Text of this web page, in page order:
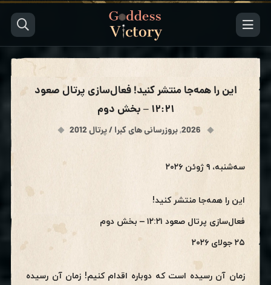
این را همه‌جا منتشر کنید! فعال‌سازی پرتال صعود
۱۲:۲۱ – بخش دوم
2026
,بروزرسانی های کبرا / پرتال 2012
سه‌شنبه، ۹ ژوئن ۲۰۲۶
این را همه‌جا منتشر کنید!
فعال‌سازی پرتال صعود ۱۲:۲۱ – بخش دوم
۲۵ جولای ۲۰۲۶
زمان آن رسیده است که دوباره اقدام کنیم! زمان آن رسیده